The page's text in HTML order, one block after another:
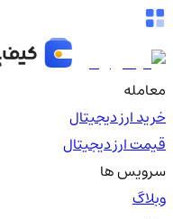
معامله
خرید ارز دیجیتال
قیمت ارز دیجیتال
سرویس ها
وبلاگ